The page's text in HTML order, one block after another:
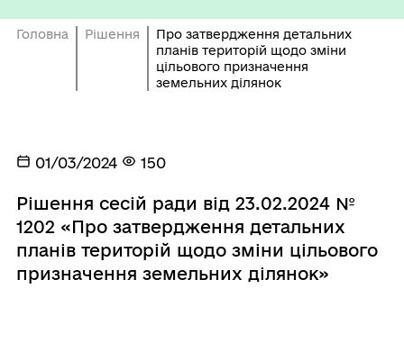
Головна Рішення
Про затвердження детальних
планів територій щодо зміни
цільового призначення
земельних ділянок
01/03/2024 150
Рішення сесій ради від 23.02.2024 №
1202 «Про затвердження детальних
планів територій щодо зміни цільового
призначення земельних ділянок»